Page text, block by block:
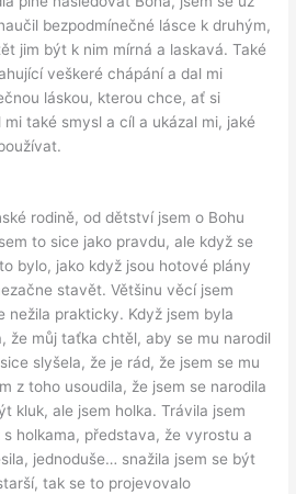
bezpodmínečné lásce k druhým,
jim být k nim mírná a laskavá. Také
veškeré chápání a dal mi
láskou, kterou chce, ať si
také smysl a cíl a ukázal mi, jaké
rodině, od dětství jsem o Bohu
to sice jako pravdu, ale když se
bylo, jako když jsou hotové plány
stavět. Většinu věcí jsem
nežila prakticky. Když jsem byla
že můj taťka chtěl, aby se mu narodil
slyšela, že je rád, že jsem se mu
z toho usoudila, že jsem se narodila
kluk, ale jsem holka. Trávila jsem
holkama, představa, že vyrostu a
jednoduše… snažila jsem se být
tak se to projevovalo